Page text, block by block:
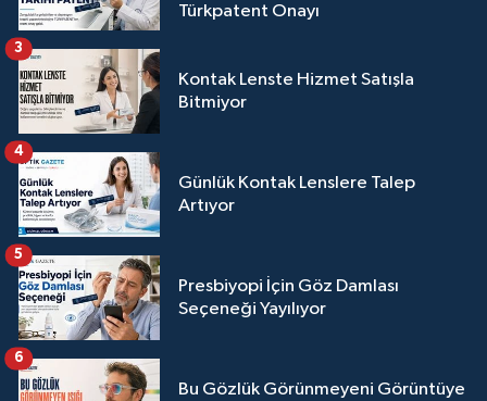
Türkpatent Onayı
Kontak Lenste Hizmet Satışla
Bitmiyor
3
Günlük Kontak Lenslere Talep
Artıyor
4
Presbiyopi İçin Göz Damlası
Seçeneği Yayılıyor
5
Bu Gözlük Görünmeyeni Görüntüye
6